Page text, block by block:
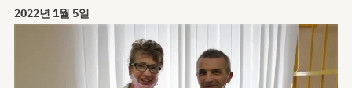
2022년 1월 5일